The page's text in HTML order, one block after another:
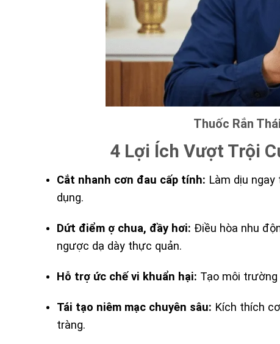
Thuốc Rắn
4 Lợi Ích Vượt Trội
Cắt nhanh cơn đau cấp tính: Làm dịu
dụng.
Dứt điểm ợ chua, đầy hơi: Điều hòa nhu
ngược dạ dày thực quản.
Hỗ trợ ức chế vi khuẩn hại: Tạo môi
Tái tạo niêm mạc chuyên sâu: Kích thích
tràng.